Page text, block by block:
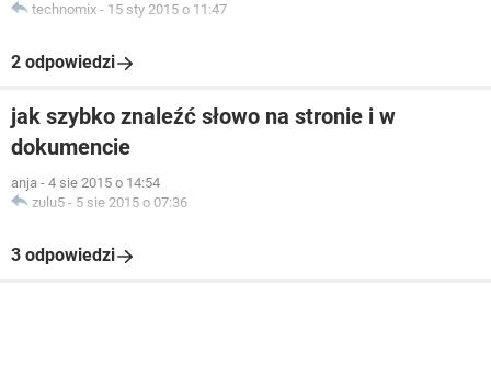
technomix - 15 sty 2015 o 11:47
2 odpowiedzi
jak szybko znaleźć słowo na stronie i w
dokumencie
anja - 4 sie 2015 o 14:54
zulu5 - 5 sie 2015 o 07:36
3 odpowiedzi